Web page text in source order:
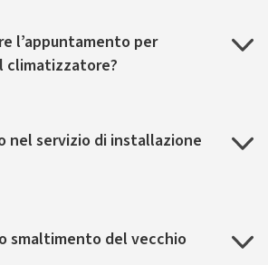
l’appuntamento per
climatizzatore?
nel servizio di installazione
smaltimento del vecchio